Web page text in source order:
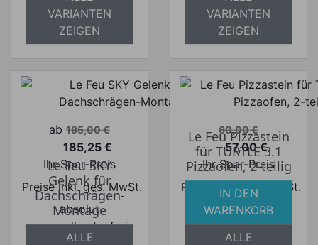
VARIANTEN
ZEIGEN
VARIANTEN
ZEIGEN
Verkaufspreis
ab 195,00 €
Preis
185,25 €
Ihr Spar-Preis
Preise inkl. ges. MwSt.
absolut
versandkostenfrei
Le Feu SKY
Gelenk für
Dachschrägen-
Montage
ALLE
Verkaufspreis
60,00 €
Preis
57,00 €
Ihr Spar-Preis
Preise inkl. ges. MwSt.
absolut
versandkostenfrei
Le Feu Pizzastein
für TURTLE 3.1
Pizzaofen, 2-teilig
IN DEN
WARENKORB
ALLE